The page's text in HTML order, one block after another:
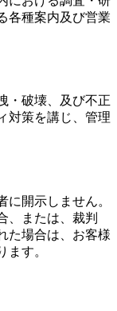
各種案内及び営業
・破壊、及び不正
対策を講じ、管理
開示しません。
、または、裁判
た場合は、お客様
ます。